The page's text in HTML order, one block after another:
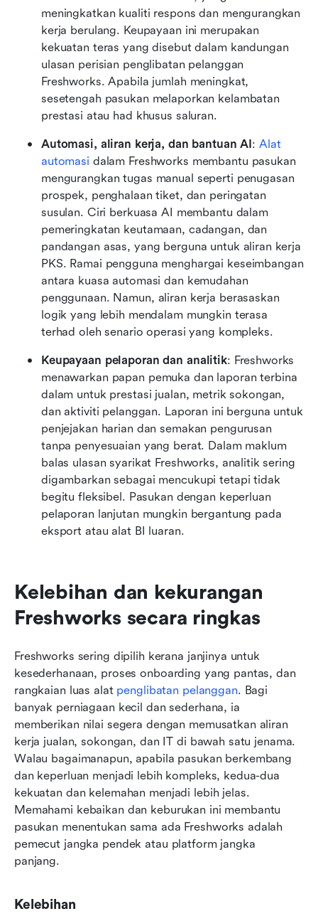
meningkatkan kualiti respons dan mengurangkan
kerja berulang. Keupayaan ini merupakan
kekuatan teras yang disebut dalam kandungan
ulasan perisian penglibatan pelanggan
Freshworks. Apabila jumlah meningkat,
sesetengah pasukan melaporkan kelambatan
prestasi atau had khusus saluran.
Automasi, aliran kerja, dan bantuan AI: Alat
automasi dalam Freshworks membantu pasukan
mengurangkan tugas manual seperti penugasan
prospek, penghalaan tiket, dan peringatan
susulan. Ciri berkuasa AI membantu dalam
pemeringkatan keutamaan, cadangan, dan
pandangan asas, yang berguna untuk aliran kerja
PKS. Ramai pengguna menghargai keseimbangan
antara kuasa automasi dan kemudahan
penggunaan. Namun, aliran kerja berasaskan
logik yang lebih mendalam mungkin terasa
terhad oleh senario operasi yang kompleks.
Keupayaan pelaporan dan analitik: Freshworks
menawarkan papan pemuka dan laporan terbina
dalam untuk prestasi jualan, metrik sokongan,
dan aktiviti pelanggan. Laporan ini berguna untuk
penjejakan harian dan semakan pengurusan
tanpa penyesuaian yang berat. Dalam maklum
balas ulasan syarikat Freshworks, analitik sering
digambarkan sebagai mencukupi tetapi tidak
begitu fleksibel. Pasukan dengan keperluan
pelaporan lanjutan mungkin bergantung pada
eksport atau alat BI luaran.
Kelebihan dan kekurangan
Freshworks secara ringkas
Freshworks sering dipilih kerana janjinya untuk
kesederhanaan, proses onboarding yang pantas, dan
rangkaian luas alat penglibatan pelanggan. Bagi
banyak perniagaan kecil dan sederhana, ia
memberikan nilai segera dengan memusatkan aliran
kerja jualan, sokongan, dan IT di bawah satu jenama.
Walau bagaimanapun, apabila pasukan berkembang
dan keperluan menjadi lebih kompleks, kedua-dua
kekuatan dan kelemahan menjadi lebih jelas.
Memahami kebaikan dan keburukan ini membantu
pasukan menentukan sama ada Freshworks adalah
pemecut jangka pendek atau platform jangka
panjang.
Kelebihan